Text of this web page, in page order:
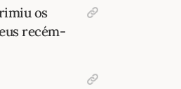
os
recém-